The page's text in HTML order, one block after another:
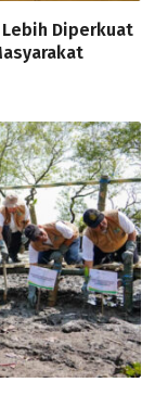
Lebih Diperkuat